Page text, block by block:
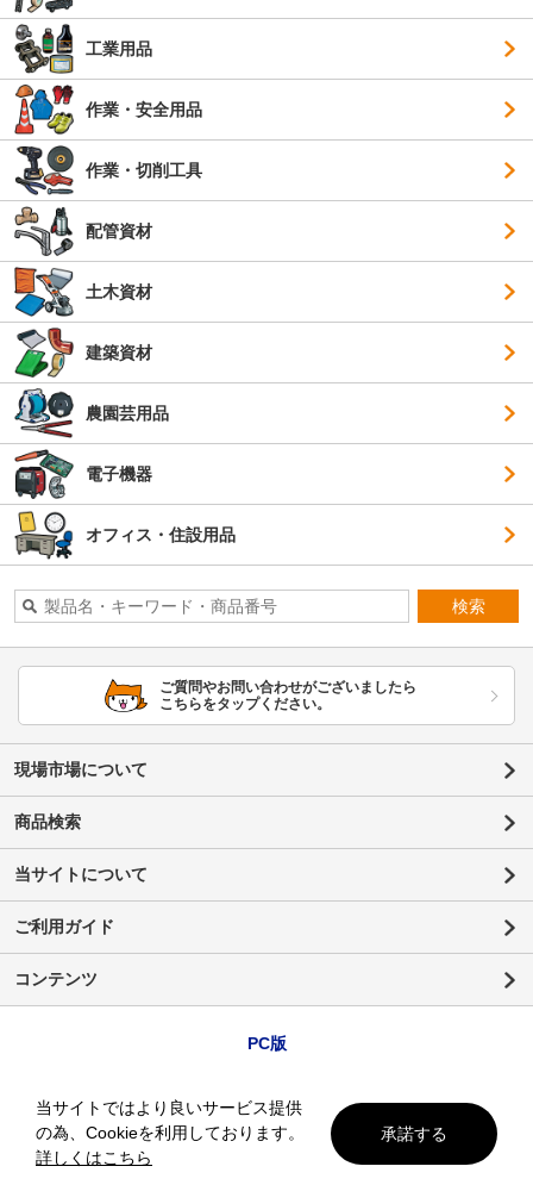
工業用品
作業・安全用品
作業・切削工具
配管資材
土木資材
建築資材
農園芸用品
電子機器
オフィス・住設用品
検索
ご質問やお問い合わせがございましたら
こちらをタップください。
現場市場について
商品検索
当サイトについて
ご利用ガイド
コンテンツ
PC版
当サイトではより良いサービス提供
の為、Cookieを利用しております。
詳しくはこちら
承諾する